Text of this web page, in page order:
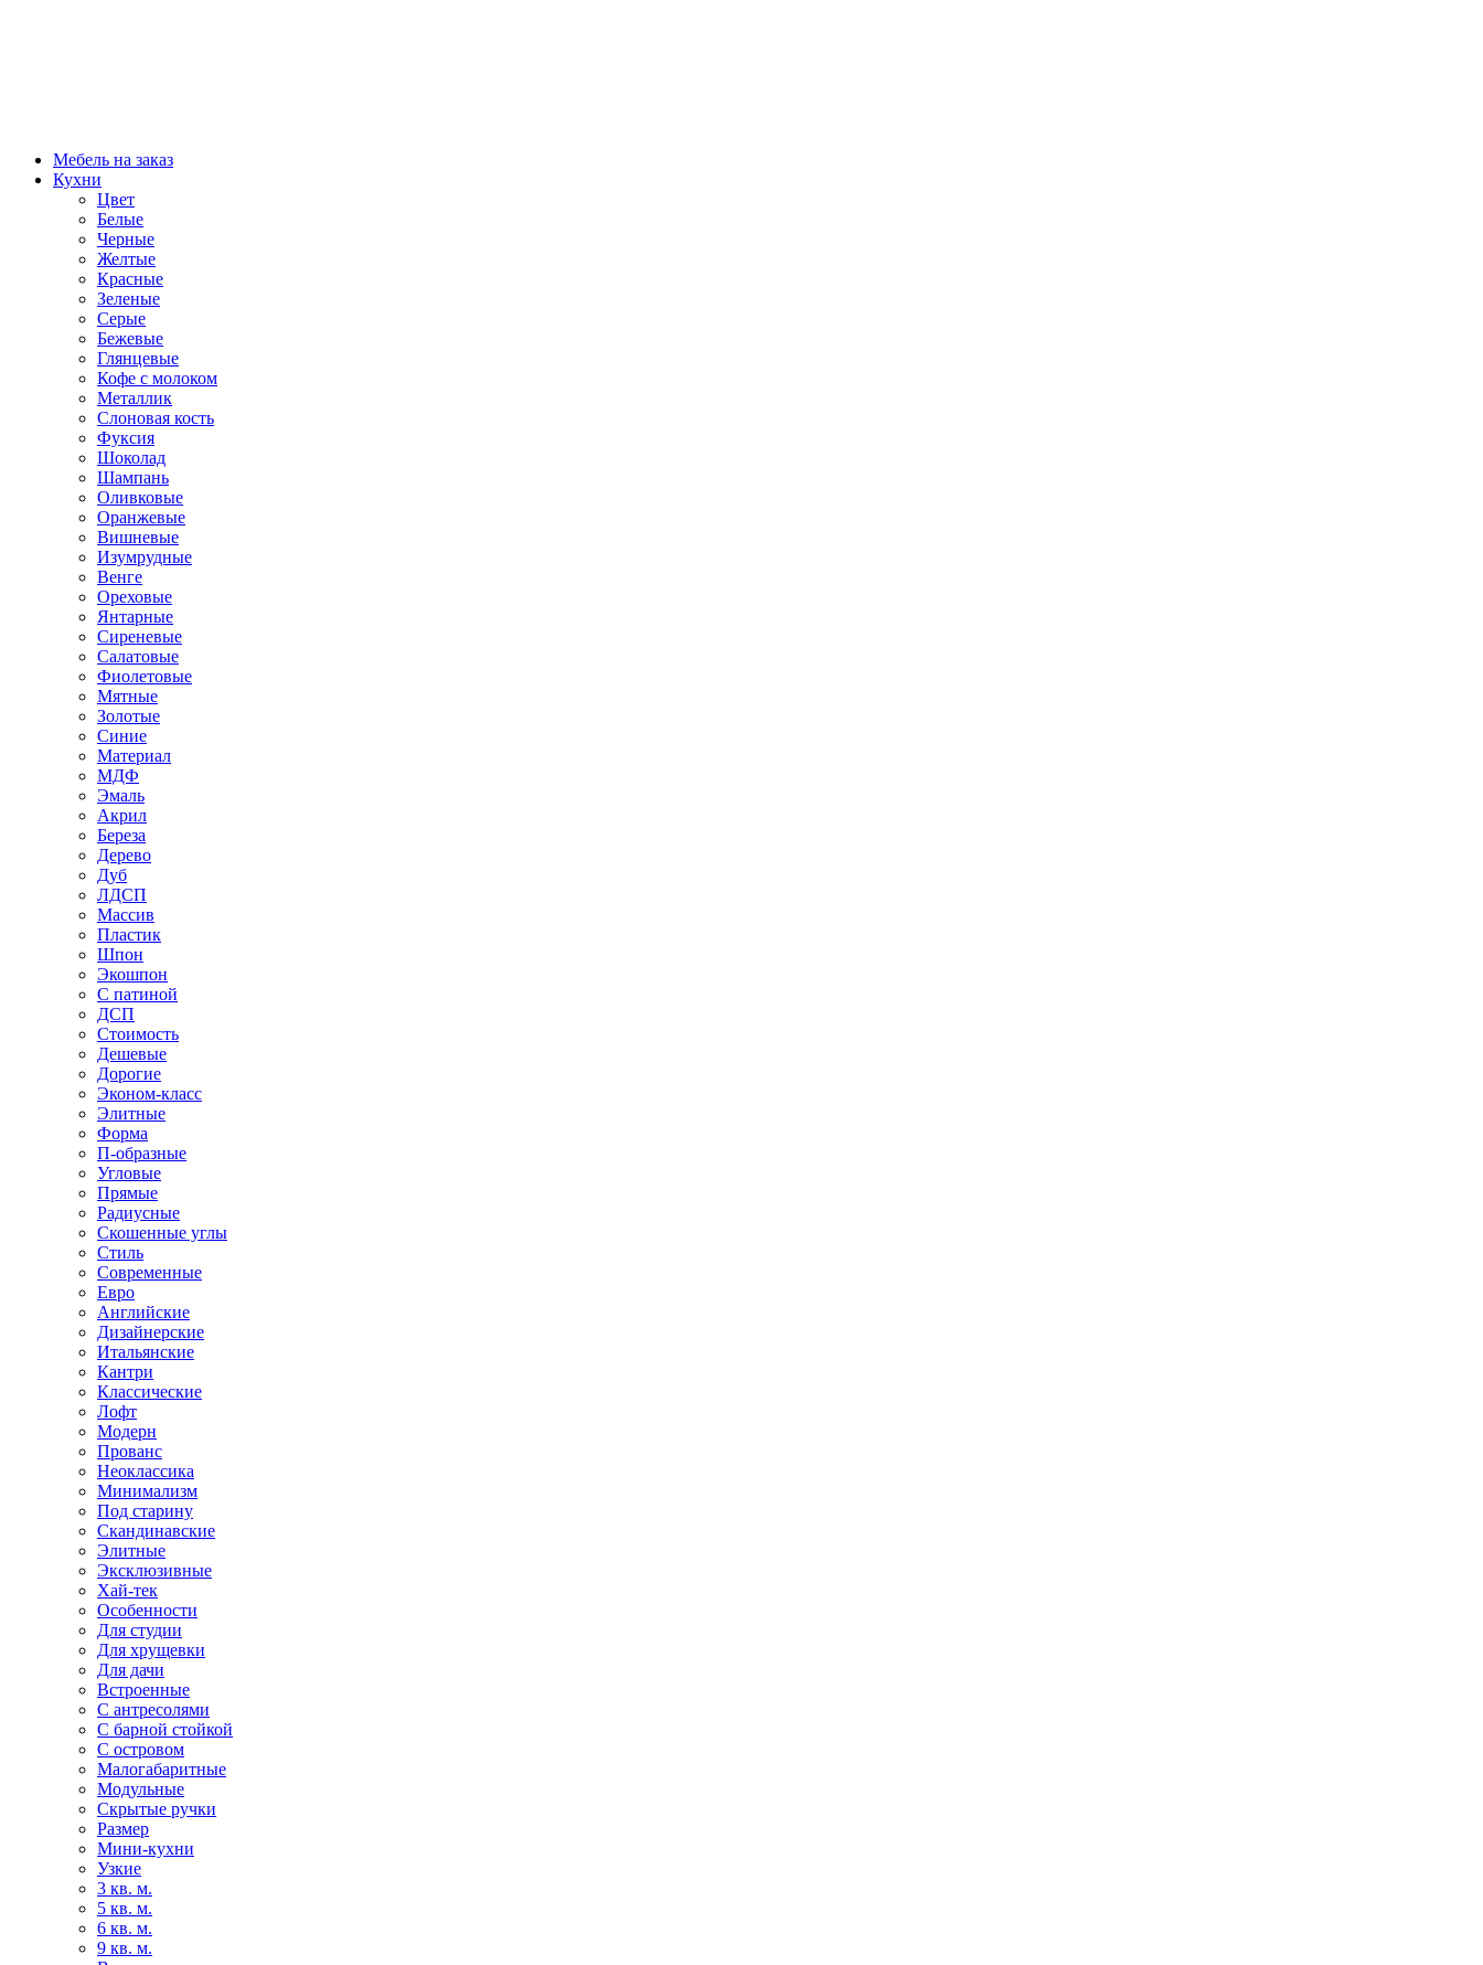
Мебель на заказ
Кухни
Цвет
Белые
Черные
Желтые
Красные
Зеленые
Серые
Бежевые
Глянцевые
Кофе с молоком
Металлик
Слоновая кость
Фуксия
Шоколад
Шампань
Оливковые
Оранжевые
Вишневые
Изумрудные
Венге
Ореховые
Янтарные
Сиреневые
Салатовые
Фиолетовые
Мятные
Золотые
Синие
Материал
МДФ
Эмаль
Акрил
Береза
Дерево
Дуб
ЛДСП
Массив
Пластик
Шпон
Экошпон
С патиной
ДСП
Стоимость
Дешевые
Дорогие
Эконом-класс
Элитные
Форма
П-образные
Угловые
Прямые
Радиусные
Скошенные углы
Стиль
Современные
Евро
Английские
Дизайнерские
Итальянские
Кантри
Классические
Лофт
Модерн
Прованс
Неоклассика
Минимализм
Под старину
Скандинавские
Элитные
Эксклюзивные
Хай-тек
Особенности
Для студии
Для хрущевки
Для дачи
Встроенные
С антресолями
С барной стойкой
С островом
Малогабаритные
Модульные
Скрытые ручки
Размер
Мини-кухни
Узкие
3 кв. м.
5 кв. м.
6 кв. м.
9 кв. м.